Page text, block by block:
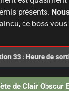
présents.
ce boss
33 : Heure de
de Clair Obscur